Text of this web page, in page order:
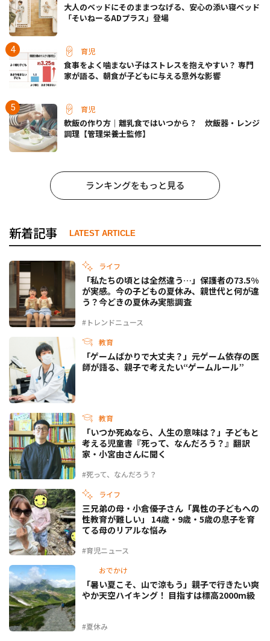
大人のベッドにそのままつなげる、安心の添い寝ベッド
「そいねーるADプラス」登場
育児
食事をよく噛まない子はストレスを抱えやすい？ 専門
家が語る、朝食が子どもに与える意外な影響
育児
軟飯の作り方｜離乳食ではいつから？ 炊飯器・レンジ
調理【管理栄養士監修】
ランキングをもっと見る
新着記事 LATEST ARTICLE
ライフ
#トレンドニュース
「私たちの頃とは全然違う…」保護者の73.5%
が実感。今の子どもの夏休み、親世代と何が違
う？今どきの夏休み実態調査
教育
「ゲームばかりで大丈夫？」元ゲーム依存の医
師が語る、親子で考えたい“ゲームルール”
教育
#死って、なんだろう？
「いつか死ぬなら、人生の意味は？」子どもと
考える児童書『死って、なんだろう？』翻訳
家・小宮由さんに聞く
ライフ
#育児ニュース
三兄弟の母・小倉優子さん「異性の子どもへの
性教育が難しい」 14歳・9歳・5歳の息子を育
てる母のリアルな悩み
おでかけ
#夏休み
「暑い夏こそ、山で涼もう」親子で行きたい爽
やか天空ハイキング！ 目指すは標高2000m級